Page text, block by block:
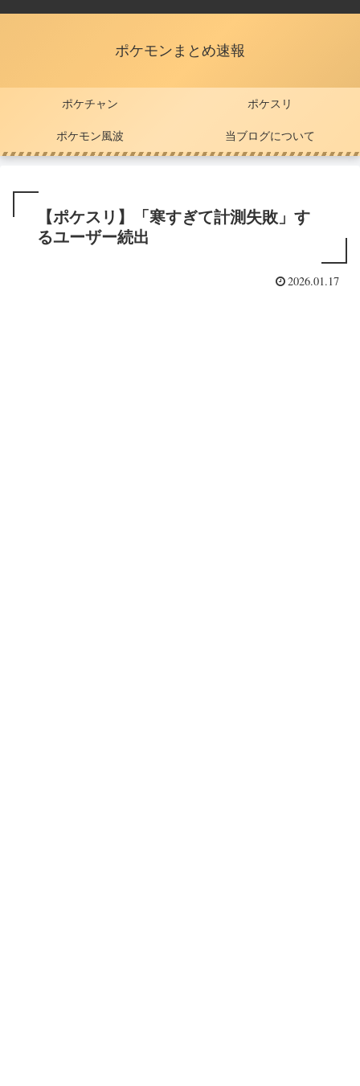
ポケモンまとめ速報
ポケチャン ポケスリ
ポケモン風波 当ブログについて
【ポケスリ】「寒すぎて計測失敗」す
るユーザー続出
2026.01.17